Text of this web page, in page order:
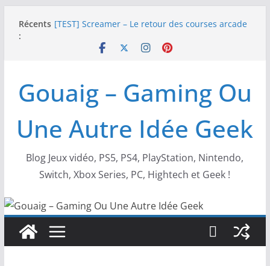
Récents
:
[TEST] Screamer – Le retour des courses arcade
SWITCH 2 : Nouveaux accessoires Turtle Beach X
SNK NEOGEO AES+ : un succès dingue !
NEOGEO AES+ : La légende de l’arcade est de
Gouaig – Gaming Ou
Une Autre Idée Geek
Blog Jeux vidéo, PS5, PS4, PlayStation, Nintendo,
Switch, Xbox Series, PC, Hightech et Geek !